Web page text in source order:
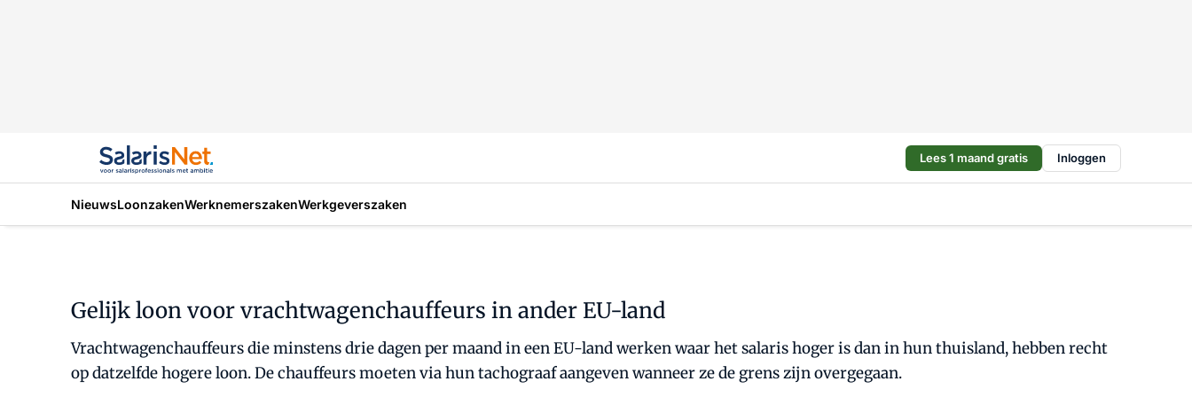
Lees 1 maand gratis Inloggen
NieuwsLoonzakenWerknemerszakenWerkgeverszaken
Gelijk loon voor vrachtwagenchauffeurs in ander EU-land
Vrachtwagenchauffeurs die minstens drie dagen per maand in een EU-land werken waar het salaris hoger is dan in hun thuisland, hebben recht
op datzelfde hogere loon. De chauffeurs moeten via hun tachograaf aangeven wanneer ze de grens zijn overgegaan.